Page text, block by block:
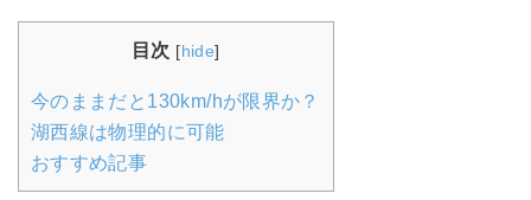
目次 [hide]
今のままだと130km/hが限界か？
湖西線は物理的に可能
おすすめ記事